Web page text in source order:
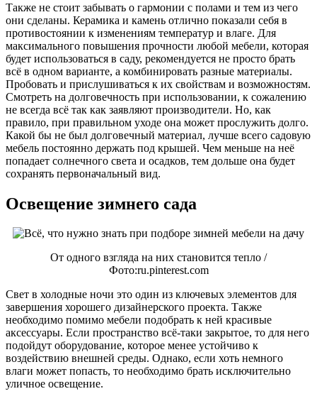
Также не стоит забывать о гармонии с полами и тем из чего
они сделаны. Керамика и камень отлично показали себя в
противостоянии к изменениям температур и влаге. Для
максимального повышения прочности любой мебели, которая
будет использоваться в саду, рекомендуется не просто брать
всё в одном варианте, а комбинировать разные материалы.
Пробовать и прислушиваться к их свойствам и возможностям.
Смотреть на долговечность при использовании, к сожалению
не всегда всё так как заявляют производители. Но, как
правило, при правильном уходе она может прослужить долго.
Какой бы не был долговечный материал, лучше всего садовую
мебель постоянно держать под крышей. Чем меньше на неё
попадает солнечного света и осадков, тем дольше она будет
сохранять первоначальный вид.
Освещение зимнего сада
От одного взгляда на них становится тепло /
Фото:ru.pinterest.com
Свет в холодные ночи это один из ключевых элементов для
завершения хорошего дизайнерского проекта. Также
необходимо помимо мебели подобрать к ней красивые
аксессуары. Если пространство всё-таки закрытое, то для него
подойдут оборудование, которое менее устойчиво к
воздействию внешней среды. Однако, если хоть немного
влаги может попасть, то необходимо брать исключительно
уличное освещение.